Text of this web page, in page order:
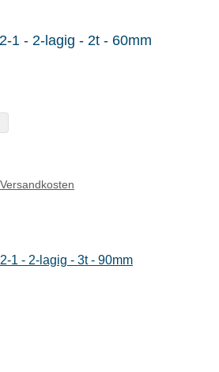
1 - 2-lagig - 2t - 60mm